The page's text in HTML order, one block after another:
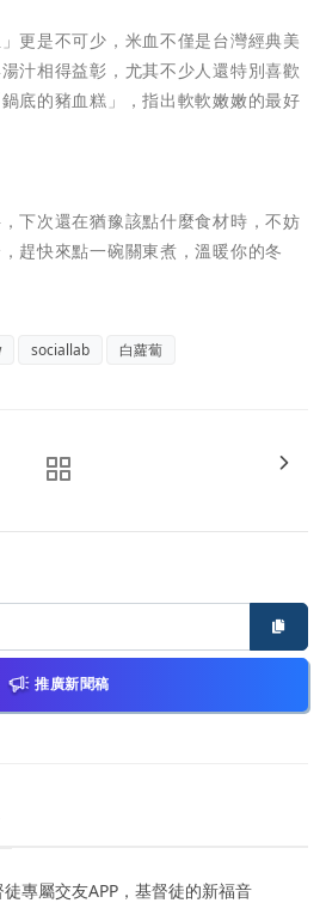
更是不可少，米血不僅是台灣經典美
汁相得益彰，尤其不少人還特別喜歡
底的豬血糕」，指出軟軟嫩嫩的最好
下次還在猶豫該點什麼食材時，不妨
趕快來點一碗關東煮，溫暖你的冬
sociallab 白蘿蔔
推廣新聞稿
徒專屬交友APP，基督徒的新福音